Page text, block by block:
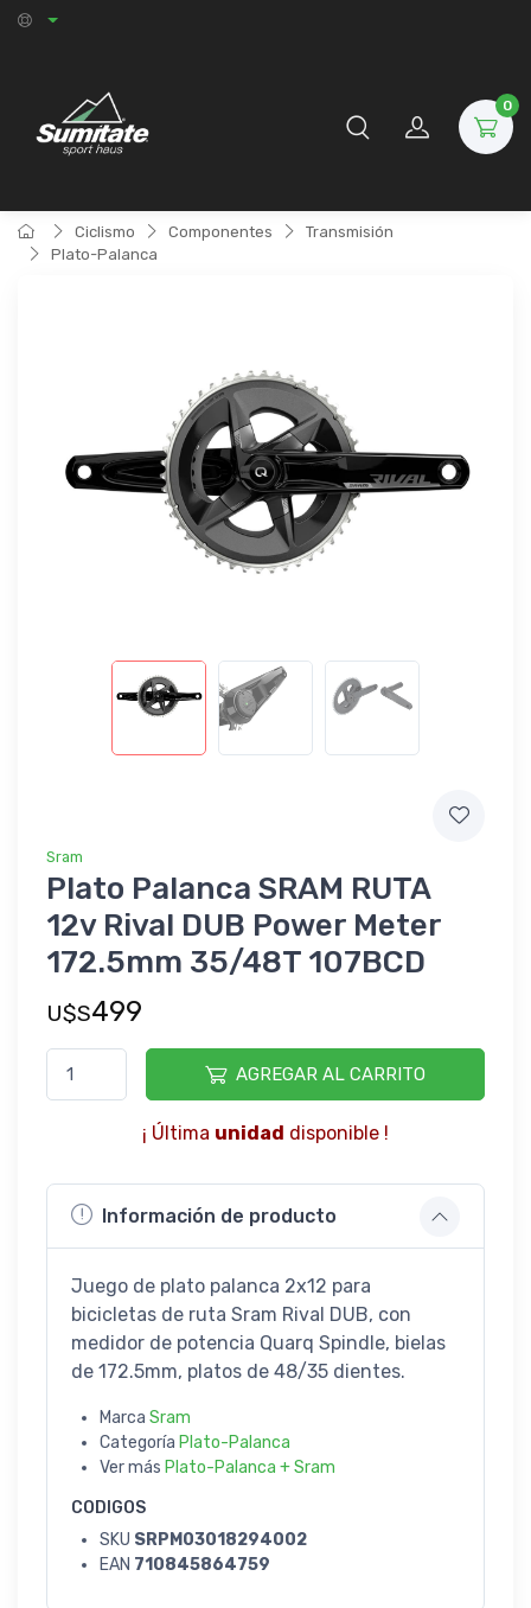
0
Ciclismo Componentes
Transmisión
Plato-Palanca
Sram
Plato Palanca SRAM RUTA
12v Rival DUB Power Meter
172.5mm 35/48T 107BCD
U$S499
AGREGAR AL CARRITO
¡ Última unidad disponible !
Información de producto
Juego de plato palanca 2x12 para
bicicletas de ruta Sram Rival DUB, con
medidor de potencia Quarq Spindle, bielas
de 172.5mm, platos de 48/35 dientes.
Marca Sram
Categoría Plato-Palanca
Ver más Plato-Palanca + Sram
CODIGOS
SKU SRPM03018294002
EAN 710845864759